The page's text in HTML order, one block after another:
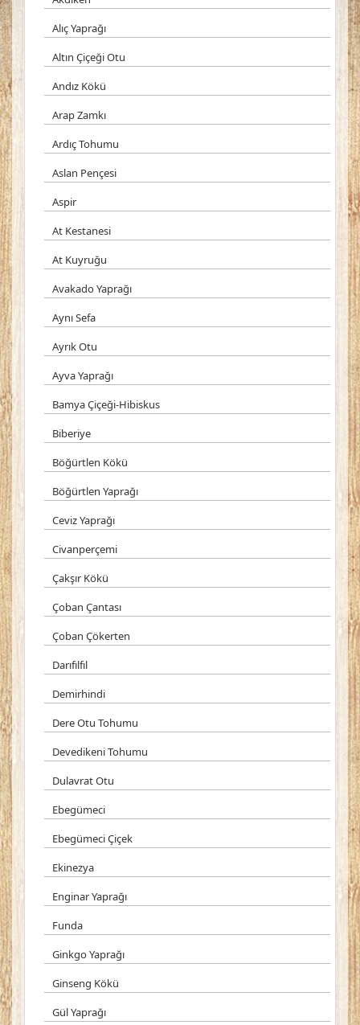
Alıç Yaprağı
Altın Çiçeği Otu
Andız Kökü
Arap Zamkı
Ardıç Tohumu
Aslan Pençesi
Aspir
At Kestanesi
At Kuyruğu
Avakado Yaprağı
Aynı Sefa
Ayrık Otu
Ayva Yaprağı
Bamya Çiçeği-Hibiskus
Biberiye
Böğürtlen Kökü
Böğürtlen Yaprağı
Ceviz Yaprağı
Civanperçemi
Çakşır Kökü
Çoban Çantası
Çoban Çökerten
Darıfılfıl
Demirhindi
Dere Otu Tohumu
Devedikeni Tohumu
Dulavrat Otu
Ebegümeci
Ebegümeci Çiçek
Ekinezya
Enginar Yaprağı
Funda
Ginkgo Yaprağı
Ginseng Kökü
Gül Yaprağı